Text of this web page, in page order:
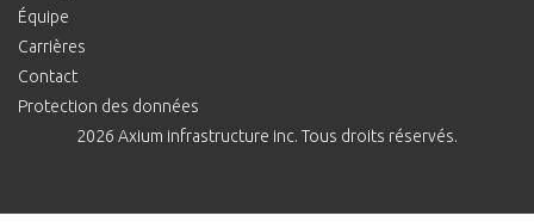
Équipe
Carrières
Contact
Protection des données
2026 Axium infrastructure inc. Tous droits réservés.